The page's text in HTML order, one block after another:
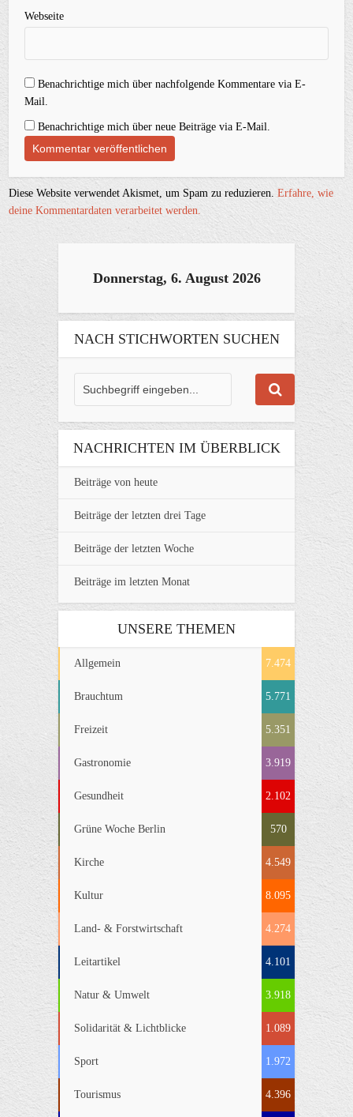
Webseite
Benachrichtige mich über nachfolgende Kommentare via E-
Mail.
Benachrichtige mich über neue Beiträge via E-Mail.
Diese Website verwendet Akismet, um Spam zu reduzieren.Erfahre, wie
deine Kommentardaten verarbeitet werden.
Donnerstag, 6. August 2026
NACH STICHWORTEN SUCHEN
NACHRICHTEN IM ÜBERBLICK
Beiträge von heute
Beiträge der letzten drei Tage
Beiträge der letzten Woche
Beiträge im letzten Monat
UNSERE THEMEN
Allgemein 7.474
Brauchtum 5.771
Freizeit 5.351
Gastronomie 3.919
Gesundheit 2.102
Grüne Woche Berlin 570
Kirche 4.549
Kultur 8.095
Land- & Forstwirtschaft 4.274
Leitartikel 4.101
Natur & Umwelt 3.918
Solidarität & Lichtblicke 1.089
Sport 1.972
Tourismus 4.396